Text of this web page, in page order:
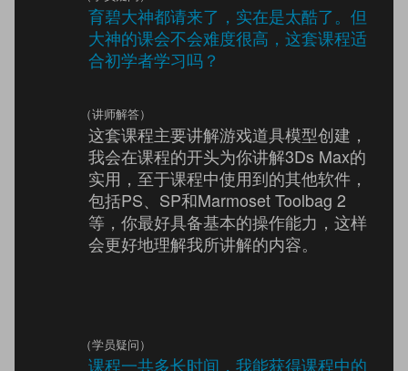
育碧大神都请来了，实在是太酷了。但
大神的课会不会难度很高，这套课程适
合初学者学习吗？
（讲师解答）
这套课程主要讲解游戏道具模型创建，
我会在课程的开头为你讲解3Ds Max的
实用，至于课程中使用到的其他软件，
包括PS、SP和Marmoset Toolbag 2
等，你最好具备基本的操作能力，这样
会更好地理解我所讲解的内容。
（学员疑问）
课程一共多长时间，我能获得课程中的